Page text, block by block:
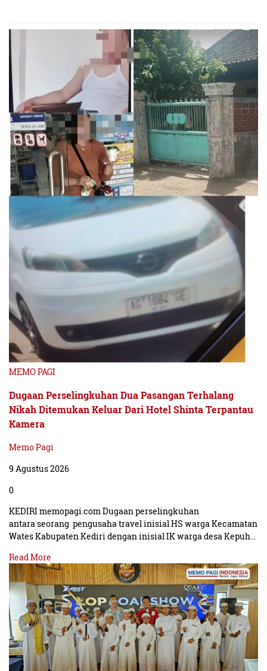
MEMO PAGI
Dugaan Perselingkuhan Dua Pasangan Terhalang
Nikah Ditemukan Keluar Dari Hotel Shinta Terpantau
Kamera
Memo Pagi
9 Agustus 2026
0
KEDIRI memopagi.com Dugaan perselingkuhan
antara seorang pengusaha travel inisial HS warga Kecamatan
Wates Kabupaten Kediri dengan inisial IK warga desa Kepuh…
Read More